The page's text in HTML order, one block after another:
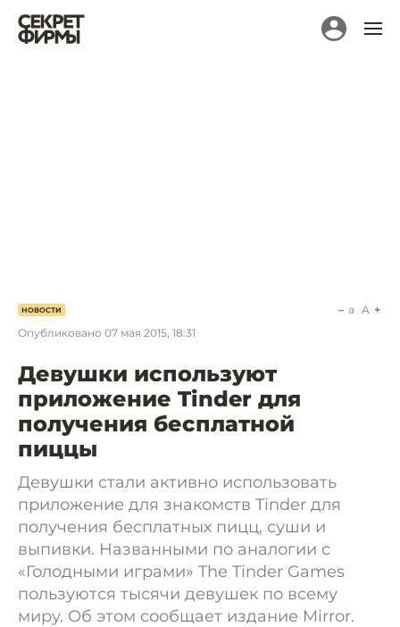
НОВОСТИ
Опубликовано 07 мая 2015, 18:31
a A
Девушки используют
приложение Tinder для
получения бесплатной
пиццы
Девушки стали активно использовать
приложение для знакомств Tinder для
получения бесплатных пицц, суши и
выпивки. Названными по аналогии с
«Голодными играми» The Tinder Games
пользуются тысячи девушек по всему
миру. Об этом сообщает издание Mirror.